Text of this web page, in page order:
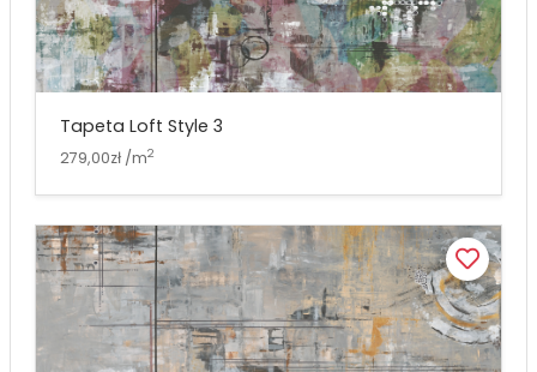
Tapeta Loft Style 3
279,00zł /m2